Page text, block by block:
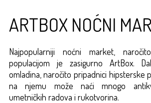
ARTBOX NOĆNI
Najpopularniji noćni market,
populacijom je zasigurno ArtBox.
omladina, naročito pripadnici hipsterske
na njemu može naći mnogo
umetničkih radova i rukotvorina.